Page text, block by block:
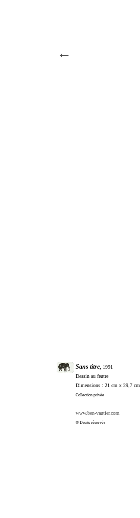
←
Sans titre, 1991
Dessin au feutre
Dimensions : 21 cm x 29,7 cm
Collection privée
www.ben-vautier.com
© Droits réservés